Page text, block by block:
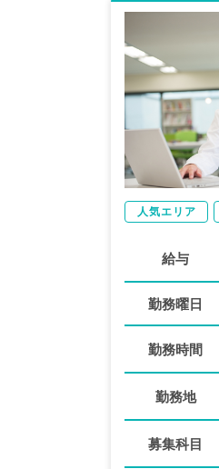
人気エリア
給与
勤務曜日
勤務時間
勤務地
募集科目